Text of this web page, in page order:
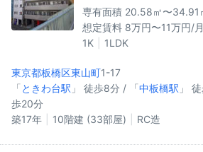
専有面積 20.58㎡〜34.91
想定賃料 8万円〜11万円/月
1K
1LDK
東京都板橋区東山町1-17
「ときわ台駅 」 徒歩8分 / 「中板橋駅 」
歩20分
築17年
10階建 (33部屋) RC造